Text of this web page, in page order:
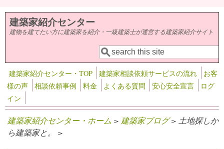
メインコンテンツに移動
建築家紹介センター
建物を建てたい方に建築家を紹介・一級建築士が運営する建築家紹介サイト
検索フォーム
検索
建築家紹介センター・TOP 建築家相談依頼サービスの流れ
お客
様の声
相談依頼事例 料金 よくある質問 安心安全宣言
ログ
イン
建築家紹介センター・ホーム > 建築家ブログ> 土地探しか
ら建築家と。 >